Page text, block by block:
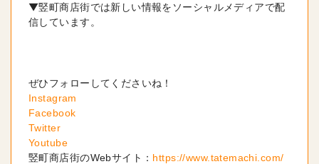
▼竪町商店街では新しい情報をソーシャルメディアで配
信しています。
ぜひフォローしてくださいね！
Instagram
Facebook
Twitter
Youtube
竪町商店街のWebサイト： https://www.tatemachi.com/